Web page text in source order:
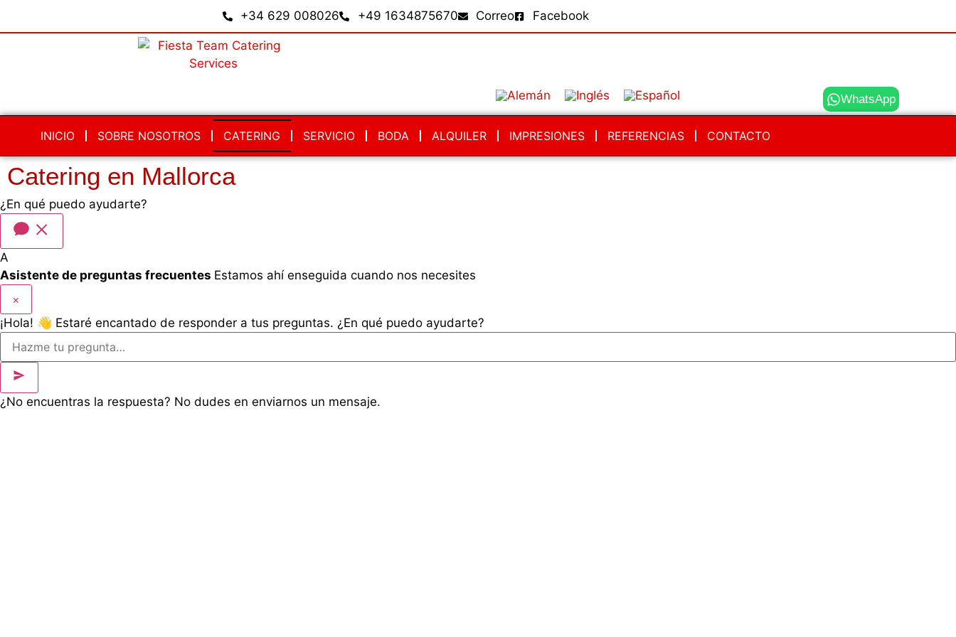
+34 629 008026 +49 1634875670 Correo Facebook
WhatsApp
INICIO SOBRE NOSOTROS CATERING SERVICIO BODA ALQUILER IMPRESIONES REFERENCIAS CONTACTO
Catering en Mallorca
¿En qué puedo ayudarte?
A
Asistente de preguntas frecuentes Estamos ahí enseguida cuando nos necesites
×
¡Hola! 👋 Estaré encantado de responder a tus preguntas. ¿En qué puedo ayudarte?
¿No encuentras la respuesta? No dudes en enviarnos un mensaje.